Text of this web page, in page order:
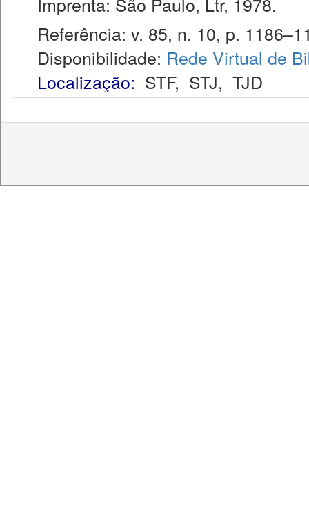
Referência: v. 85, n. 10, p.
Disponibilidade: Rede Virtual de
Localização: STF, STJ, TJD